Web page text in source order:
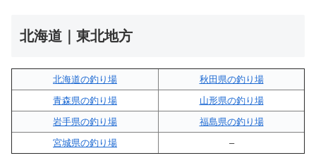
北海道｜東北地方
北海道の釣り場
秋田県の釣り場
青森県の釣り場
山形県の釣り場
岩手県の釣り場
福島県の釣り場
宮城県の釣り場
–